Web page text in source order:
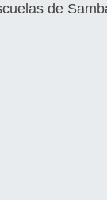
de